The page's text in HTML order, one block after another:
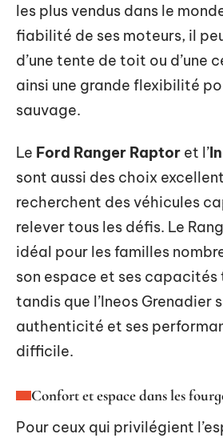
les plus vendus dans le
fiabilité de ses moteurs, il
d’une tente de toit ou d’une
ainsi une grande flexibilité
sauvage.
Le Ford Ranger Raptor et l’
sont aussi des choix
recherchent des véhicules
relever tous les défis. Le
idéal pour les familles
son espace et ses
tandis que l’Ineos Grenadier
authenticité et ses
difficile.
Confort et espace dans les
Pour ceux qui privilégient